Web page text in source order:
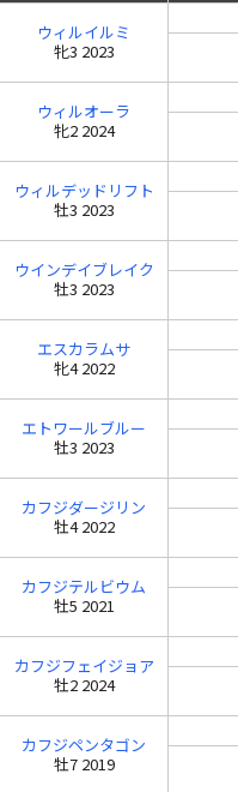
ウィルイルミ
牝3 2023
ウィルオーラ
牝2 2024
ウィルデッドリフト
牡3 2023
ウインデイブレイク
牡3 2023
エスカラムサ
牝4 2022
エトワールブルー
牡3 2023
カフジダージリン
牡4 2022
カフジテルビウム
牡5 2021
カフジフェイジョア
牡2 2024
カフジペンタゴン
牡7 2019